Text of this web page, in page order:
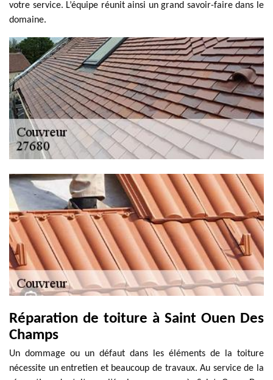
votre service. L’équipe réunit ainsi un grand savoir-faire dans le
domaine.
Réparation de toiture à Saint Ouen Des
Champs
Un dommage ou un défaut dans les éléments de la toiture
nécessite un entretien et beaucoup de travaux. Au service de la